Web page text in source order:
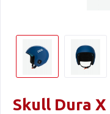
Skull Dura X